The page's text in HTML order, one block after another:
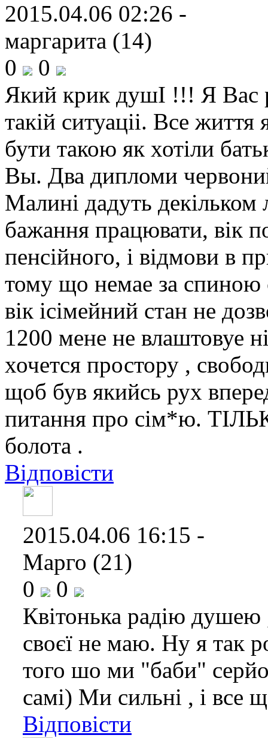
2015.04.06 02:26 -
маргарита (14)
0
0
Який крик душI !!! Я Вас
такiй ситуацii. Все життя
бути такою як хотiли
Вы. Два дипломи
Малинi дадуть декiльком
бажання працювати, вiк
пенсiйного, i вiдмови в
тому що немае за спиною
вiк iсiмейний стан не
1200 мене не влаштовуе
хочется простору ,
щоб був якийсь рух
питання про сiм*ю.
болота .
Відповісти
2015.04.06 16:15 -
Марго (21)
0
0
Квітонька радію
своєї не маю. Ну я так
того шо ми "баби"
самі) Ми сильні , і все
Відповісти